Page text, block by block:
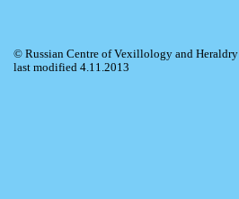
© Russian Centre of Vexillology and Heraldry
last modified 4.11.2013